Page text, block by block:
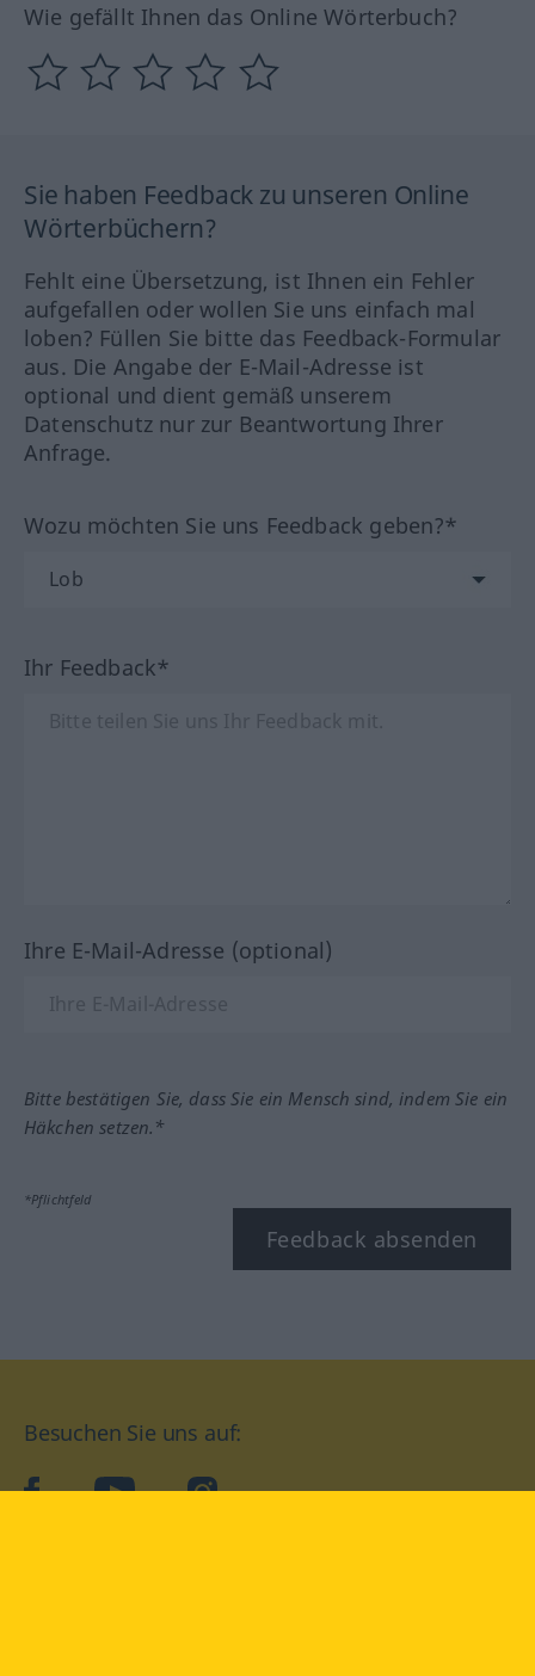
Wie gefällt Ihnen das Online Wörterbuch?
Sie haben Feedback zu unseren Online
Wörterbüchern?
Fehlt eine Übersetzung, ist Ihnen ein Fehler
aufgefallen oder wollen Sie uns einfach mal
loben? Füllen Sie bitte das Feedback-Formular
aus. Die Angabe der E-Mail-Adresse ist
optional und dient gemäß unserem
Datenschutz nur zur Beantwortung Ihrer
Anfrage.
Wozu möchten Sie uns Feedback geben?*
Ihr Feedback*
Ihre E-Mail-Adresse (optional)
Bitte bestätigen Sie, dass Sie ein Mensch sind, indem Sie ein
Häkchen setzen.*
*Pflichtfeld
Feedback absenden
Besuchen Sie uns auf:
facebookYouTube Instagram